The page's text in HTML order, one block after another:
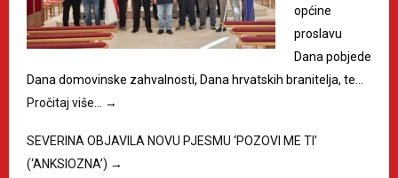
općine
proslavu
Dana pobjede
Dana domovinske zahvalnosti, Dana hrvatskih branitelja, te…
Pročitaj više…
→
SEVERINA OBJAVILA NOVU PJESMU ‘POZOVI ME TI’
(‘ANKSIOZNA’) →